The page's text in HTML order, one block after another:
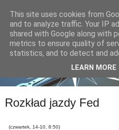
Rozkład jazdy Fed
(czwartek, 14-10, 8:50)
This site uses cookies from
and to analyze traffic. Your IP
shared with Google along with
metrics to ensure quality of
statistics, and to detect and
LEARN MORE